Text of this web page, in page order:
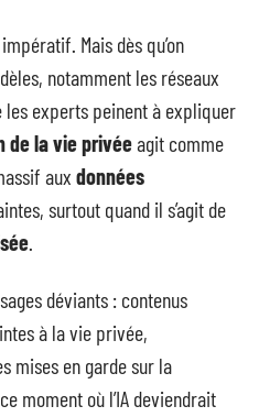
Mais dès qu’on
notamment les réseaux
les experts peinent à expliquer
de la vie privéeagit comme
aux données
surtout quand il s’agit de
déviants : contenus
à la vie privée,
mises en garde sur la
moment où l’IA deviendrait